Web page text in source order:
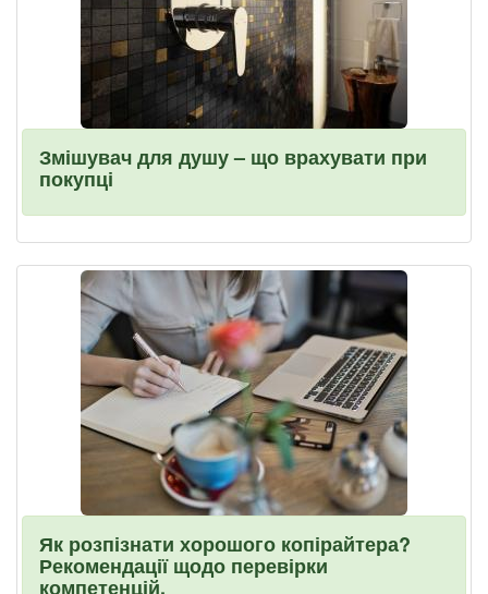
Змішувач для душу – що врахувати при
покупці
Як розпізнати хорошого копірайтера?
Рекомендації щодо перевірки
компетенцій.